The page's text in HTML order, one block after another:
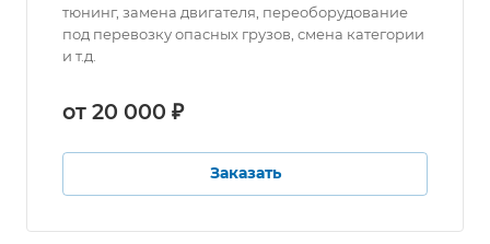
тюнинг, замена двигателя, переоборудование
под перевозку опасных грузов, смена категории
и т.д.
от 20 000 ₽
Заказать